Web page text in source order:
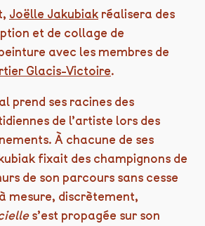
Joëlle Jakubiak réalisera des
et de collage de
avec les membres de
Glacis-Victoire.
prend ses racines des
de l’artiste lors des
À chacune de ses
fixait des champignons de
de son parcours sans cesse
mesure, discrètement,
s’est propagée sur son